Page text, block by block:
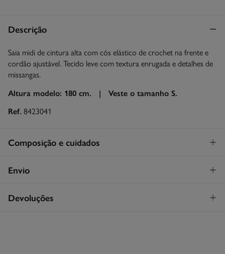
Descrição
Saia midi de cintura alta com cós elástico de crochet na frente e
cordão ajustável. Tecido leve com textura enrugada e detalhes de
missangas.
Altura modelo: 180 cm. | Veste o tamanho S.
Ref. 8423041
Composição e cuidados
Composição
Cuidados
Envio
STANDARD
Devoluções